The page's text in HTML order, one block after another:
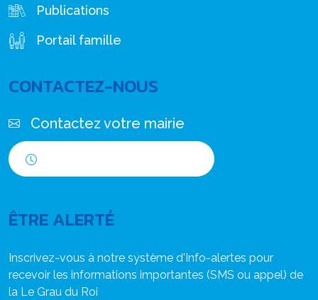
Publications
Portail famille
CONTACTEZ-NOUS
Contactez votre mairie
ÊTRE ALERTÉ
Inscrivez-vous à notre système d'Info-alertes pour
recevoir les informations importantes (SMS ou appel) de
la Le Grau du Roi